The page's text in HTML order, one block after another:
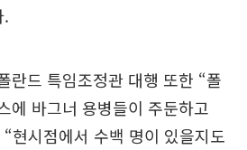
.
란드 특임조정관 대행 또한 “폴
에 바그너 용병들이 주둔하고
현시점에서 수백 명이 있을지도